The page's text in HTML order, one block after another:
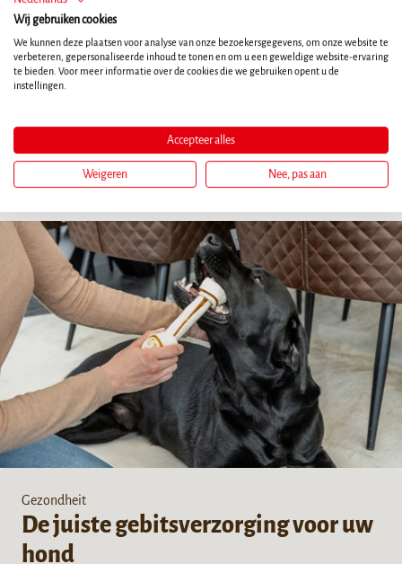
Magazineartikelen
Ontdek wat echt belangrijk is voor een leven met uw trouwe
viervoeter.
Gezondheit Training Leven
Gezondheit
De juiste gebitsverzorging voor uw
hond
Wij gebruiken cookies
We kunnen deze plaatsen voor analyse van onze bezoekersgegevens, om onze website te
verbeteren, gepersonaliseerde inhoud te tonen en om u een geweldige website-ervaring
te bieden. Voor meer informatie over de cookies die we gebruiken opent u de
instellingen.
Accepteer alles
Weigeren Nee, pas aan